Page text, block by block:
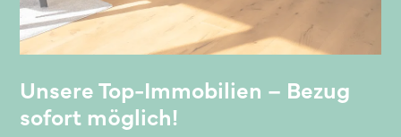
Unsere Top-Immobilien – Bezug
sofort möglich!